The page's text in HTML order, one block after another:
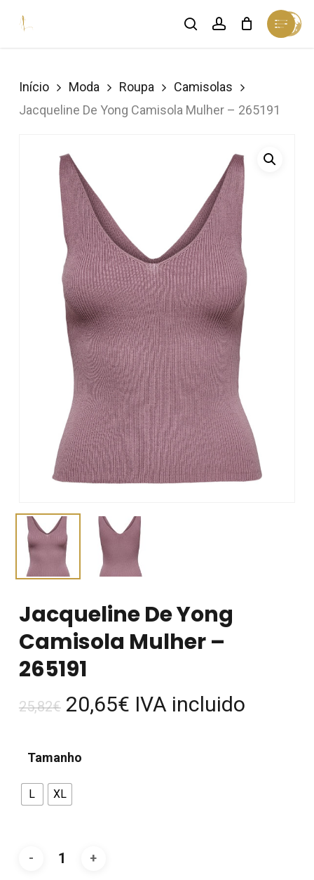
searchaccount
Menu
Close
Cart
Início Moda Roupa
Camisolas
Jacqueline De Yong Camisola Mulher – 265191
Jacqueline De Yong
Camisola Mulher –
265191
25,82€ O
era:
25,82€.
20,65€OIVA incluido
Tamanho
L XL